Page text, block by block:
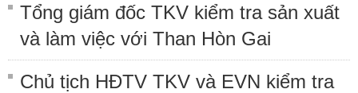
Tổng giám đốc TKV kiểm tra sản xuất
và làm việc với Than Hòn Gai
Chủ tịch HĐTV TKV và EVN kiểm tra